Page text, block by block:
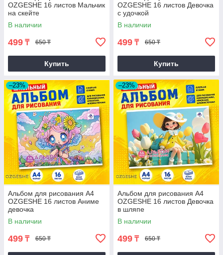
OZGESHE 16 листов Мальчик
на скейте
В наличии
499 ₸ 650 ₸
Купить
OZGESHE 16 листов Девочка
с удочкой
В наличии
499 ₸ 650 ₸
Купить
–23%
Альбом для рисования A4
OZGESHE 16 листов Аниме
девочка
В наличии
499 ₸ 650 ₸
–23%
Альбом для рисования A4
OZGESHE 16 листов Девочка
в шляпе
В наличии
499 ₸ 650 ₸